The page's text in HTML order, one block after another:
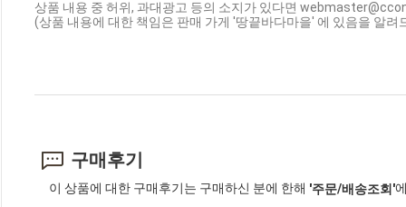
상품 내용 중 허위, 과대광고 등의 소지가 있다면
(상품 내용에 대한 책임은 판매 가게 '땅끝바다마을' 에 있음을 알려
구매후기
이 상품에 대한 구매후기는 구매하신 분에 한해 '주문/배송조회'